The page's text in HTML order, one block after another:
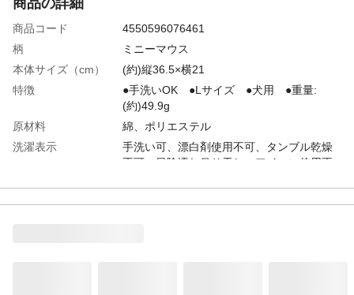
商品コード
4550596076461
柄
ミニーマウス
本体サイズ（cm）
(約)縦36.5×横21
特徴
●手洗いOK ●Lサイズ ●犬用 ●重量:
(約)49.9g
原材料
綿、ポリエステル
洗濯表示
手洗い可、漂白剤使用不可、タンブル乾燥
不可、日陰濡れ吊り干し、アイロン使用不